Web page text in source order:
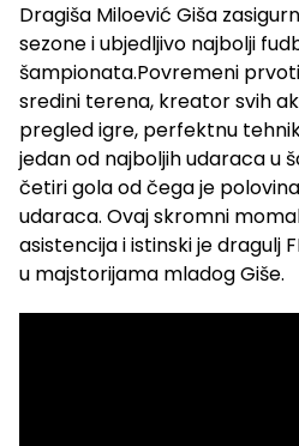
Dragiša Miloević Giša
sezone i ubjedljivo najbolji
šampionata.Povremeni
sredini terena, kreator svih
pregled igre, perfektnu
jedan od najboljih udaraca u
četiri gola od čega je
udaraca. Ovaj skromni
asistencija i istinski je dragulj
u majstorijama mladog Giše.